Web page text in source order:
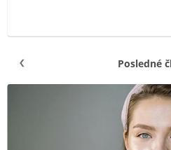
Posledné